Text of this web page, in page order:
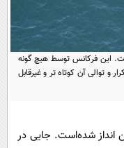
است. این فرکانس توسط هیچ گونه
و توالی آن کوتاه تر و غیرقابل
طنین انداز شده‌است. جایی در